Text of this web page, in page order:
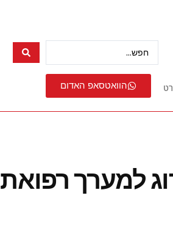
הוואטסאפ האדום
למערך רפואת